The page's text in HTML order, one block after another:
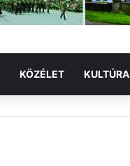
KÖZÉLET KULTÚRA